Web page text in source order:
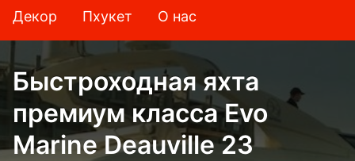
Декор Пхукет О нас
Быстроходная яхта
премиум класса Evo
Marine Deauville 23